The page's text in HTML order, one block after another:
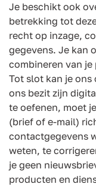
Je beschikt ook
betrekking tot
recht op inzage,
gegevens. Je kan
combineren van
Tot slot kan je ons
ons bezit zijn
te oefenen, moet
(brief of e-mail)
contactgegevens
weten, te
je geen
producten en